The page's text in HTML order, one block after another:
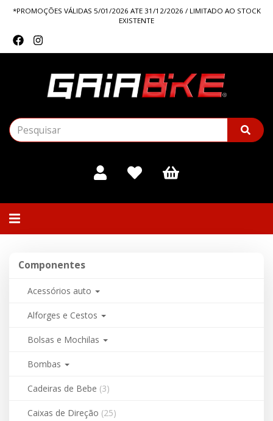
*PROMOÇÕES VÁLIDAS 5/01/2026 ATE 31/12/2026 / LIMITADO AO STOCK
EXISTENTE
Alternar
Componentes
Acessórios auto
Alforges e Cestos
Bolsas e Mochilas
Bombas
Cadeiras de Bebe (3)
Caixas de Direção (25)